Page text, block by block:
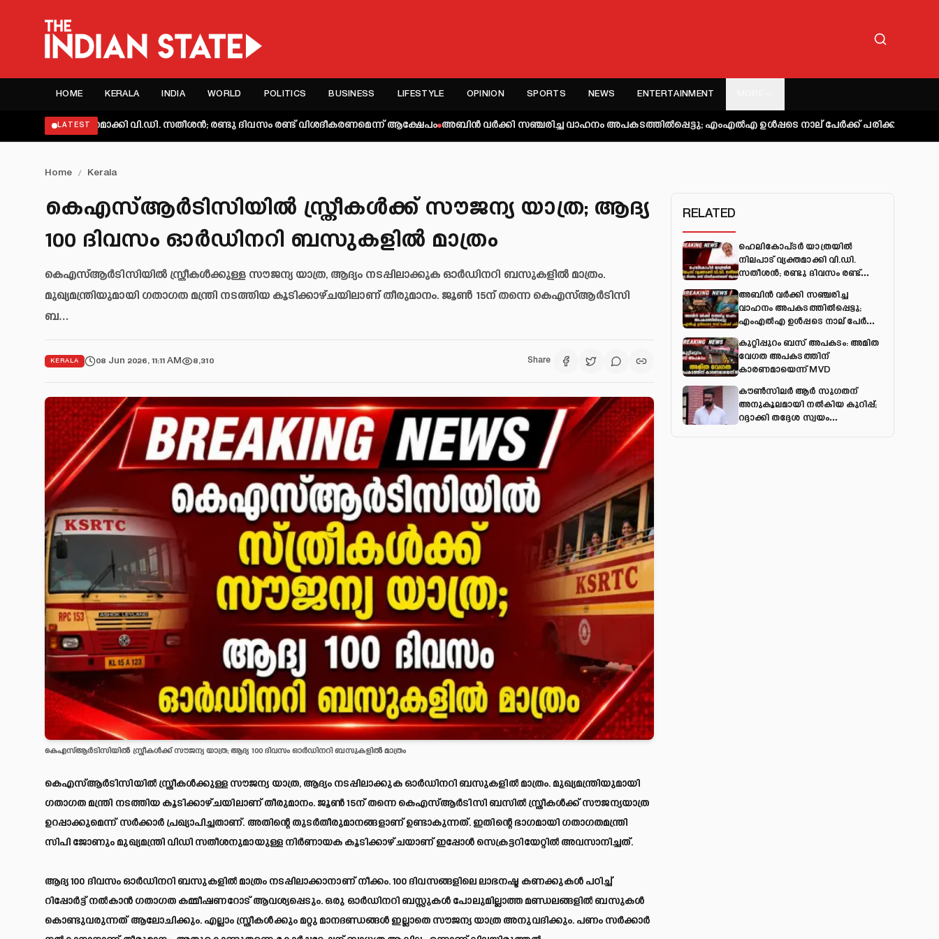
HOME KERALA INDIA WORLD POLITICS BUSINESS LIFESTYLE OPINION SPORTS NEWS ENTERTAINMENT
LATEST
വ്യക്തമാക്കി വി.ഡി. സതീശൻ; രണ്ടു ദിവസം രണ്ട് വിശദീകരണമെന്ന് ആക്ഷേപം അബിന്‍ വര്‍ക്കി സഞ്ചരിച്ച വാഹനം അപകടത്തില്‍പ്പെട്ടു; എംഎല്‍എ ഉള്‍പ്പടെ നാല് പേര്‍ക്ക് പരിക്ക് കുറ്റിപ്പുറം ബസ്
Home / Kerala
കെഎസ്ആര്‍ടിസിയില്‍ സ്ത്രീകള്‍ക്ക് സൗജന്യ യാത്ര; ആദ്യ
100 ദിവസം ഓര്‍ഡിനറി ബസുകളില്‍ മാത്രം
കെഎസ്ആര്‍ടിസിയില്‍ സ്ത്രീകള്‍ക്കുള്ള സൗജന്യ യാത്ര, ആദ്യം നടപ്പിലാക്കുക ഓര്‍ഡിനറി ബസുകളില്‍ മാത്രം.
മുഖ്യമന്ത്രിയുമായി ഗതാഗത മന്ത്രി നടത്തിയ കൂടിക്കാഴ്ചയിലാണ് തീരുമാനം. ജൂണ്‍ 15ന് തന്നെ കെഎസ്ആര്‍ടിസി
ബ…
KERALA 08 Jun 2026, 11:11 AM 8,310 Share
കെഎസ്ആര്‍ടിസിയില്‍ സ്ത്രീകള്‍ക്ക് സൗജന്യ യാത്ര; ആദ്യ 100 ദിവസം ഓര്‍ഡിനറി ബസുകളില്‍ മാത്രം
കെഎസ്ആര്‍ടിസിയില്‍ സ്ത്രീകള്‍ക്കുള്ള സൗജന്യ യാത്ര, ആദ്യം നടപ്പിലാക്കുക ഓര്‍ഡിനറി ബസുകളില്‍ മാത്രം. മുഖ്യമന്ത്രിയുമായി
ഗതാഗത മന്ത്രി നടത്തിയ കൂടിക്കാഴ്ചയിലാണ് തീരുമാനം. ജൂണ്‍ 15ന് തന്നെ കെഎസ്ആര്‍ടിസി ബസില്‍ സ്ത്രീകള്‍ക്ക് സൗജന്യയാത്ര
ഉറപ്പാക്കുമെന്ന് സര്‍ക്കാര്‍ പ്രഖ്യാപിച്ചതാണ്. അതിന്റെ തുടര്‍തീരുമാനങ്ങളാണ് ഉണ്ടാകുന്നത്. ഇതിന്റെ ഭാഗമായി ഗതാഗതമന്ത്രി
സിപി ജോണും മുഖ്യമന്ത്രി വിഡി സതീശനുമായുള്ള നിര്‍ണായക കൂടിക്കാഴ്ചയാണ് ഇപ്പോള്‍ സെക്രട്ടറിയേറ്റില്‍ അവസാനിച്ചത്.
ആദ്യ 100 ദിവസം ഓര്‍ഡിനറി ബസുകളില്‍ മാത്രം നടപ്പിലാക്കാനാണ് നീക്കം. 100 ദിവസങ്ങളിലെ ലാഭനഷ്ട കണക്കുകള്‍ പഠിച്ച്
റിപ്പോര്‍ട്ട് നല്‍കാന്‍ ഗതാഗത കമ്മീഷണറോട് ആവശ്യപ്പെടും. ഒരു ഓര്‍ഡിനറി ബസ്സുകള്‍ പോലുമില്ലാത്ത മണ്ഡലങ്ങളില്‍ ബസുകള്‍
കൊണ്ടുവരുന്നത് ആലോചിക്കും. എല്ലാം സ്ത്രീകള്‍ക്കും മറ്റു മാനദണ്ഡങ്ങള്‍ ഇല്ലാതെ സൗജന്യ യാത്ര അനുവദിക്കും. പണം സര്‍ക്കാര്‍
RELATED
ഹെലികോപ്ടർ യാത്രയിൽ
നിലപാട് വ്യക്തമാക്കി വി.ഡി.
സതീശൻ; രണ്ടു ദിവസം രണ്ട്
അബിന്‍ വര്‍ക്കി സഞ്ചരിച്ച
വാഹനം അപകടത്തില്‍പ്പെട്ടു;
എംഎല്‍എ ഉള്‍പ്പടെ നാല് പേര്‍ക്ക്
കുറ്റിപ്പുറം ബസ് അപകടം: അമിത
വേഗത അപകടത്തിന്
കാരണമായെന്ന് MVD
കൗൺസിലർ ആർ സുഗതന്
അനുകൂലമായി നല്‍കിയ കുറിപ്പ്;
റദ്ദാക്കി തദ്ദേശ സ്വയം